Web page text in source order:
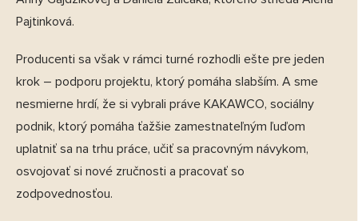
Pajtinková.
Producenti sa však v rámci turné rozhodli ešte pre jeden
krok – podporu projektu, ktorý pomáha slabším. A sme
nesmierne hrdí, že si vybrali práve KAKAWCO, sociálny
podnik, ktorý pomáha ťažšie zamestnateľným ľuďom
uplatniť sa na trhu práce, učiť sa pracovným návykom,
osvojovať si nové zručnosti a pracovať so
zodpovednosťou.